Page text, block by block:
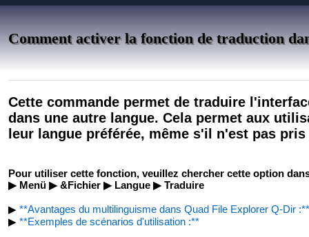
Comment activer la fonction de traduction
Cette commande permet de traduire
dans une autre langue. Cela permet aux
leur langue préférée, même s'il n'est pas
Pour utiliser cette fonction, veuillez chercher cette option
▶ Menü ▶ &Fichier ▶ Langue ▶ Traduire
▶ **Avantages du multilinguisme dans Quad File Explorer Q-Dir :**
▶ **Exemples de scénarios d'utilisation :**